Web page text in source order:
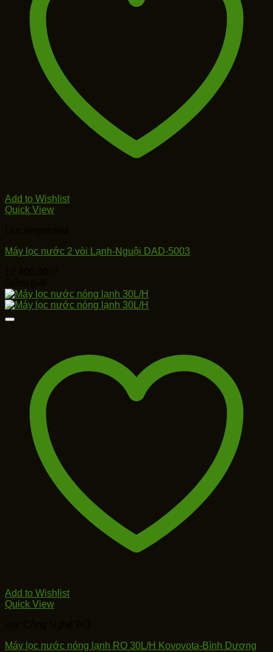
Add to Wishlist
Quick View
Máy lọc nước 2 vòi Lạnh-Nguội DAD-5003
Add to Wishlist
Quick View
Máy lọc nước nóng lạnh RO 30L/H Kovovota-Bình Dương